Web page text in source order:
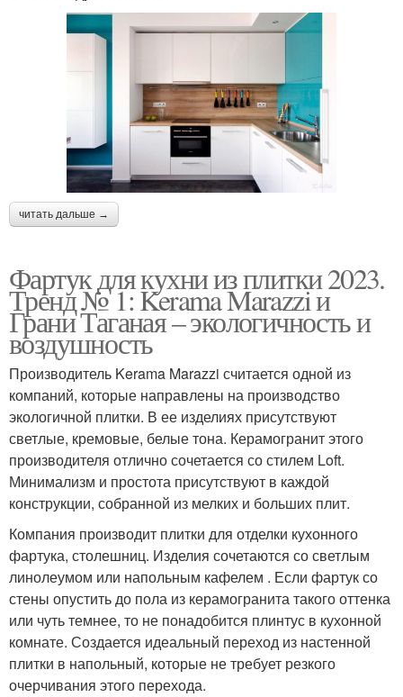
читать дальше →
Фартук для кухни из плитки 2023.
Тренд № 1: Kerama Marazzi и
Грани Таганая – экологичность и
воздушность
Производитель Kerama Marazzi считается одной из
компаний, которые направлены на производство
экологичной плитки. В ее изделиях присутствуют
светлые, кремовые, белые тона. Керамогранит этого
производителя отлично сочетается со стилем Loft.
Минимализм и простота присутствуют в каждой
конструкции, собранной из мелких и больших плит.
Компания производит плитки для отделки кухонного
фартука, столешниц. Изделия сочетаются со светлым
линолеумом или напольным кафелем . Если фартук со
стены опустить до пола из керамогранита такого оттенка
или чуть темнее, то не понадобится плинтус в кухонной
комнате. Создается идеальный переход из настенной
плитки в напольный, которые не требует резкого
очерчивания этого перехода.